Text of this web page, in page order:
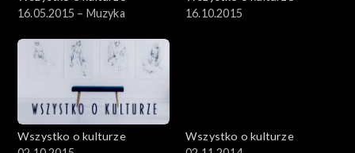
16.05.2015 – Muzyka
16.10.2015
Wszystko o kulturze
Wszystko o kulturze